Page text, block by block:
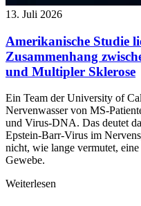
13. Juli 2026
Amerikanische Studie
Zusammenhang
und Multipler Sklerose
Ein Team der University of
Nervenwasser von MS-
und Virus-DNA. Das deutet
Epstein-Barr-Virus im
nicht, wie lange vermutet,
Gewebe.
Weiterlesen